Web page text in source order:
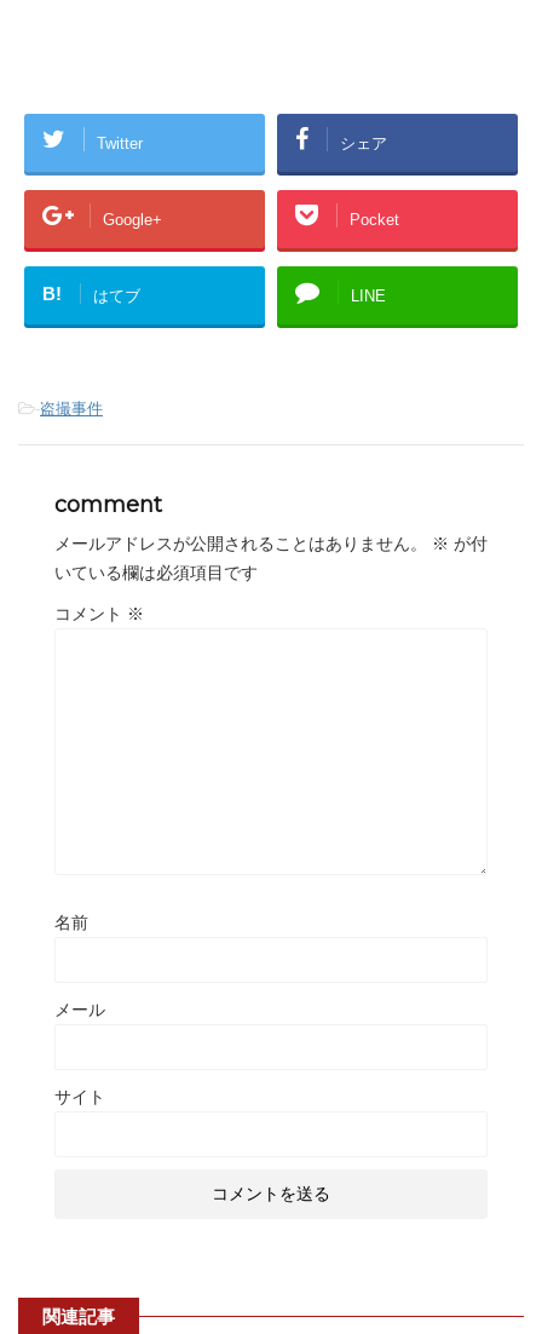
Twitter シェア
Google+ Pocket
B! はてブ LINE
-盗撮事件
comment
メールアドレスが公開されることはありません。 ※ が付
いている欄は必須項目です
コメント ※
名前
メール
サイト
関連記事